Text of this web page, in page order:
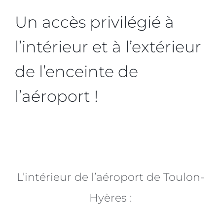
Un accès privilégié à
l’intérieur et à l’extérieur
de l’enceinte de
l’aéroport !
L’intérieur de l’aéroport de Toulon-
Hyères :